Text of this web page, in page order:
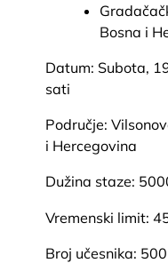
Bosna i
Datum: Subota,
sati
Područje:
i Hercegovina
Dužina staze:
Vremenski limit:
Broj učesnika: 500